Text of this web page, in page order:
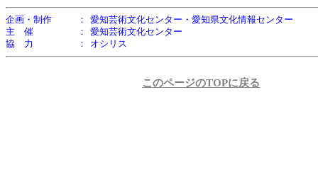
企画・制作 ：
愛知芸術文化センター・愛知県文化情報センター
主 催
：
愛知芸術文化センター
協 力
： オシリス
このページのTOPに戻る